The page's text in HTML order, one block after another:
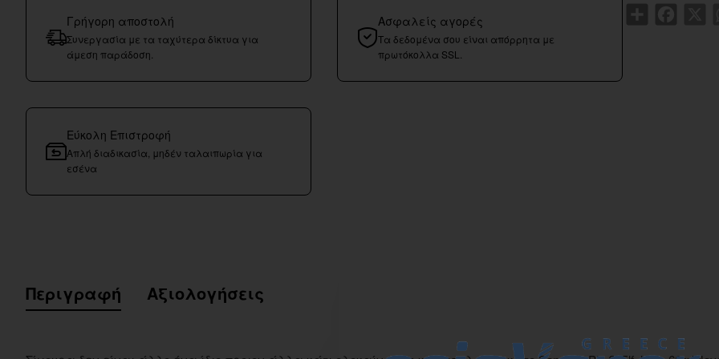
Γρήγορη αποστολή
Συνεργασία με τα ταχύτερα δίκτυα για
άμεση παράδοση.
Ασφαλείς αγορές
Τα δεδομένα σου είναι απόρρητα με
πρωτόκολλα SSL.
Εύκολη Επιστροφή
Απλή διαδικασία, μηδέν ταλαιπωρία για
εσένα
Περιγραφή Αξιολογήσεις